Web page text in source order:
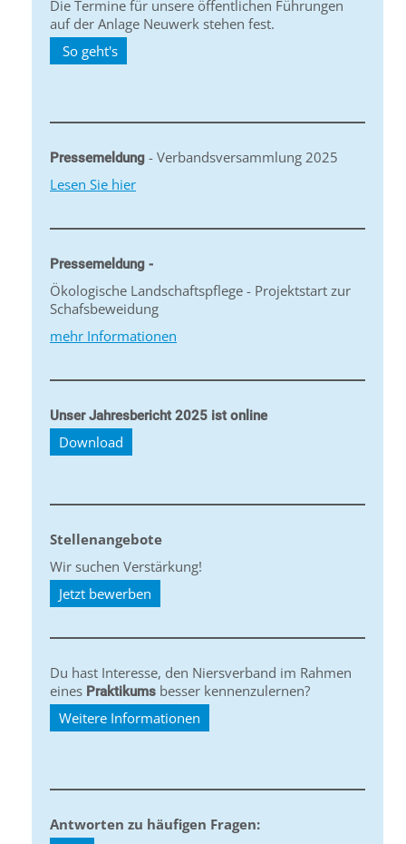
Die Termine für unsere öffentlichen Führungen
auf der Anlage Neuwerk stehen fest.
So geht's
Pressemeldung - Verbandsversammlung 2025
Lesen Sie hier
Pressemeldung -
Ökologische Landschaftspflege - Projektstart zur
Schafsbeweidung
mehr Informationen
Unser Jahresbericht 2025 ist online
Download
Stellenangebote
Wir suchen Verstärkung!
Jetzt bewerben
Du hast Interesse, den Niersverband im Rahmen
eines Praktikums besser kennenzulernen?
Weitere Informationen
Antworten zu häufigen Fragen: